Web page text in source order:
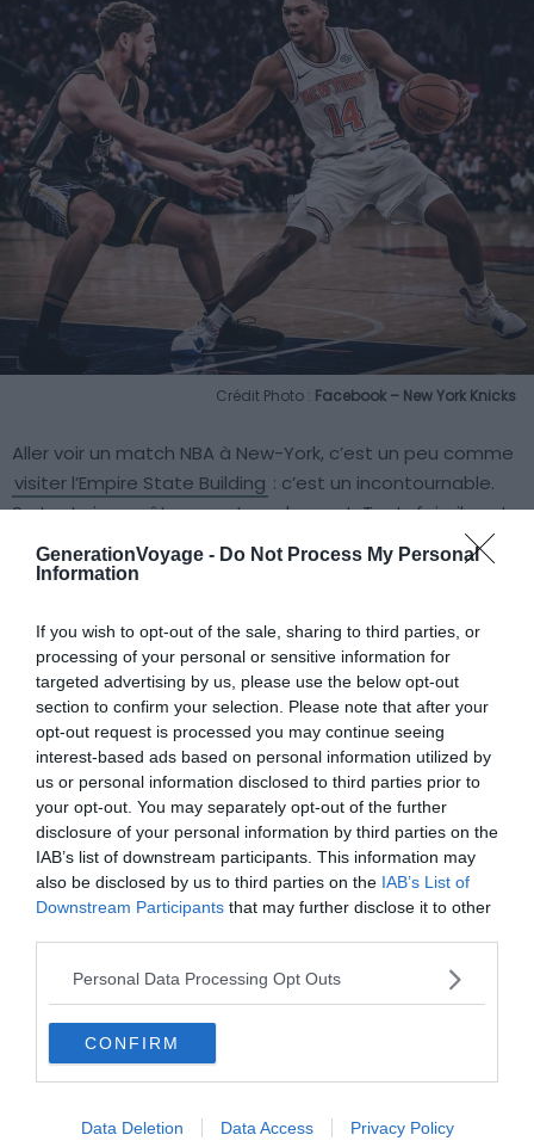
GenerationVoyage - Do Not Process My Personal
Information
If you wish to opt-out of the sale, sharing to third parties, or
processing of your personal or sensitive information for
targeted advertising by us, please use the below opt-out
section to confirm your selection. Please note that after your
opt-out request is processed you may continue seeing
interest-based ads based on personal information utilized by
us or personal information disclosed to third parties prior to
your opt-out. You may separately opt-out of the further
disclosure of your personal information by third parties on the
IAB’s list of downstream participants. This information may
also be disclosed by us to third parties on the IAB’s List of
Downstream Participants that may further disclose it to other
Personal Data Processing Opt Outs
CONFIRM
Data Deletion Data Access Privacy Policy
Crédit Photo : Facebook – New York Knicks
Aller voir un match NBA à New-York, c’est un peu comme
visiter l’Empire State Building : c’est un incontournable.
Surtout si vous êtes amateur de sport. Toutefois, il vaut
mieux s’y préparer à l’avance si on veut avoir un billet
pour le Madison Square Garden et voir les as du dribble
Réservez vos places pour voir un match des New
York Knicks
SuperBillets
Si vous souhaitez juste profiter de l’ambiance de la salle
surchauffée, sans vous intéresser au style de jeu, vous
pouvez chercher un billet pour un match de pré-saison,
qui sera sûrement plus décontracté (car l’enjeu est
moins grand). Vous pourrez réserver votre place via le
siteSuperBillets. Le site permet de s’abonner à la
newsletter afin de recevoir un e-mail lorsque les billets
de la NBA seront mis en vente (mi-août 2019).
Ticketmaster